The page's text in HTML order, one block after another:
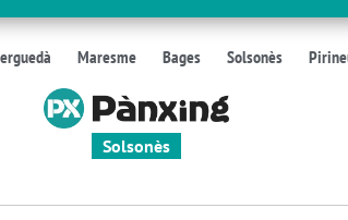
Maresme Bages Solsonès
Solsonès